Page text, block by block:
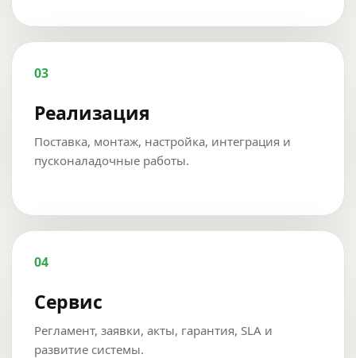
03
Реализация
Поставка, монтаж, настройка, интеграция и
пусконаладочные работы.
04
Сервис
Регламент, заявки, акты, гарантия, SLA и
развитие системы.